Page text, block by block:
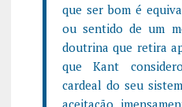
que ser bom é
ou sentido de um
doutrina que retira
que Kant
cardeal do seu
aceitação